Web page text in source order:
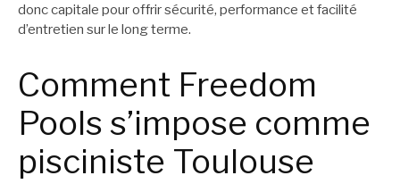
donc capitale pour offrir sécurité, performance et facilité
d’entretien sur le long terme.
Comment Freedom
Pools s’impose comme
pisciniste Toulouse